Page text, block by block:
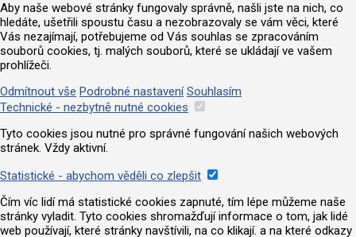
Aby naše webové stránky fungovaly správně, našli jste na nich, co
hledáte, ušetřili spoustu času a nezobrazovaly se vám věci, které
Vás nezajímají, potřebujeme od Vás souhlas se zpracováním
souborů cookies, tj. malých souborů, které se ukládají ve vašem
prohlížeči.
Odmítnout vše Podrobné nastavení Souhlasím
Technické - nezbytně nutné cookies
Tyto cookies jsou nutné pro správné fungování našich webových
stránek. Vždy aktivní.
Statistické - abychom věděli co zlepšit
Čím víc lidí má statistické cookies zapnuté, tím lépe můžeme naše
stránky vyladit. Tyto cookies shromažďují informace o tom, jak lidé
web používají, které stránky navštívili, na co klikají. a na které odkazy